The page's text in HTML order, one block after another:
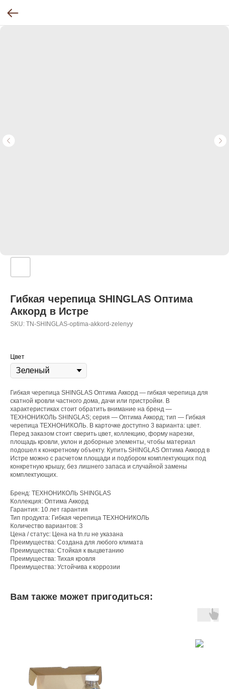
Гибкая черепица SHINGLAS Оптима
Аккорд в Истре
SKU: TN-SHINGLAS-optima-akkord-zelenyy
Цвет
Гибкая черепица SHINGLAS Оптима Аккорд — гибкая черепица для
скатной кровли частного дома, дачи или пристройки. В
характеристиках стоит обратить внимание на бренд —
ТЕХНОНИКОЛЬ SHINGLAS; серия — Оптима Аккорд; тип — Гибкая
черепица ТЕХНОНИКОЛЬ. В карточке доступно 3 варианта: цвет.
Перед заказом стоит сверить цвет, коллекцию, форму нарезки,
площадь кровли, уклон и доборные элементы, чтобы материал
подошел к конкретному объекту. Купить SHINGLAS Оптима Аккорд в
Истре можно с расчетом площади и подбором комплектующих под
конкретную крышу, без лишнего запаса и случайной замены
комплектующих.
Бренд: ТЕХНОНИКОЛЬ SHINGLAS
Коллекция: Оптима Аккорд
Гарантия: 10 лет гарантия
Тип продукта: Гибкая черепица ТЕХНОНИКОЛЬ
Количество вариантов: 3
Цена / статус: Цена на tn.ru не указана
Преимущества: Создана для любого климата
Преимущества: Стойкая к выцветанию
Преимущества: Тихая кровля
Преимущества: Устойчива к коррозии
Вам также может пригодиться: